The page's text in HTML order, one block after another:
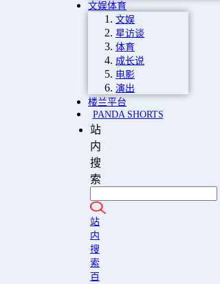
文娱体育
文娱
星访谈
体育
成长说
电影
演出
楼兰平台
PANDA SHORTS
站
内
搜
索
站
内
搜
索
百